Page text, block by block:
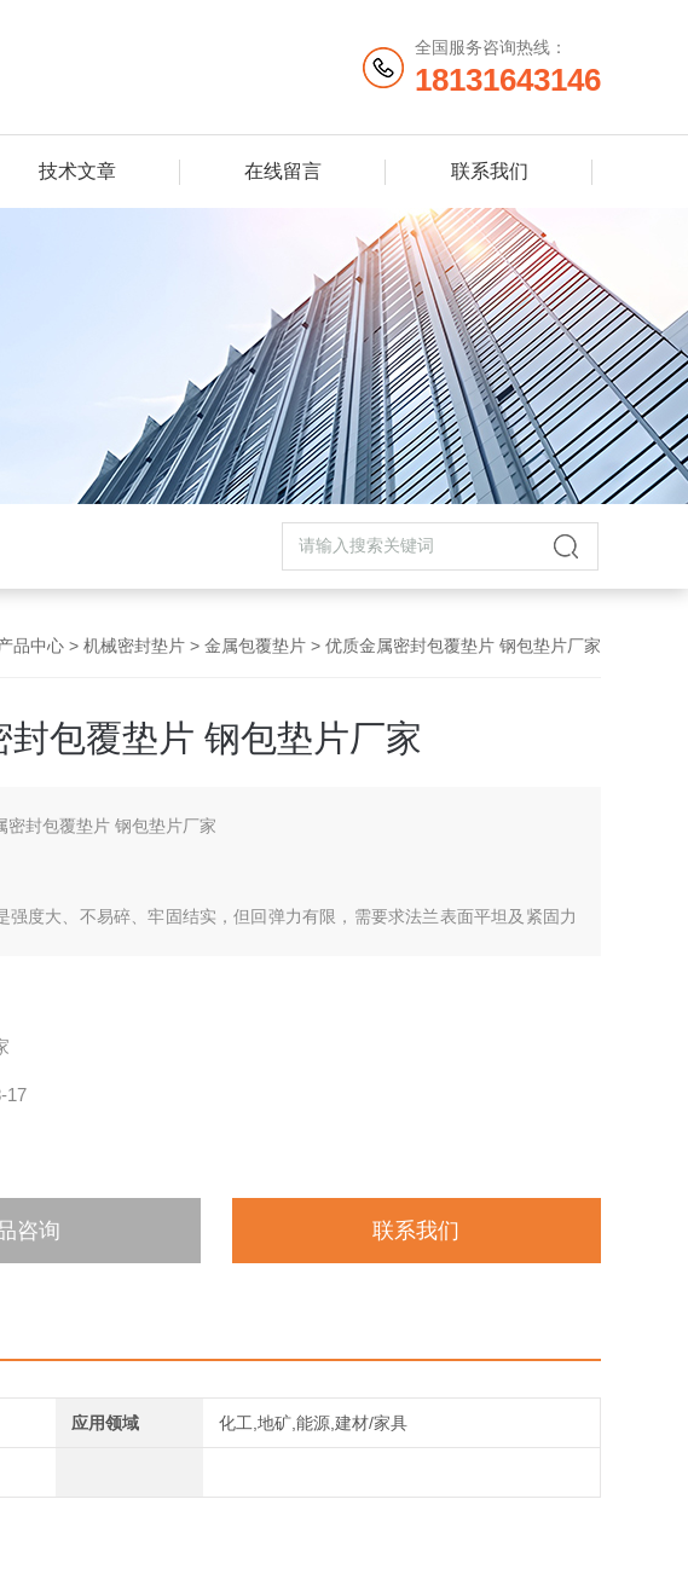
全国服务咨询热线：
18131643146
技术文章 在线留言 联系我们
品中心 > 机械密封垫片 > 金属包覆垫片 > 优质金属密封包覆垫片 钢包垫片厂家
封包覆垫片 钢包垫片厂家
密封包覆垫片 钢包垫片厂家
强度大、不易碎、牢固结实，但回弹力有限，需要求法兰表面平坦及紧固力
17
咨询 联系我们
应用领域 化工,地矿,能源,建材/家具